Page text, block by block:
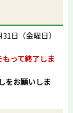
日（金曜日）
って終了しま
をお願いしま